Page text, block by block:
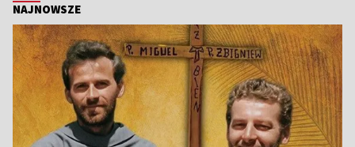
NAJNOWSZE